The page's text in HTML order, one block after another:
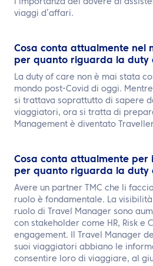
l’importanza del dovere di
viaggi d’affari.
Cosa conta attualmente nel
per quanto riguarda la duty
La duty of care non è mai stata
mondo post-Covid di oggi.
si trattava soprattutto di sapere
viaggiatori, ora si tratta di
Management è diventato
Cosa conta attualmente per
per quanto riguarda la duty
Avere un partner TMC che li
ruolo è fondamentale. La visibilità
ruolo di Travel Manager sono
con stakeholder come HR, Risk e
engagement. Il Travel Manager
suoi viaggiatori abbiano le
consentire loro di viaggiare, al